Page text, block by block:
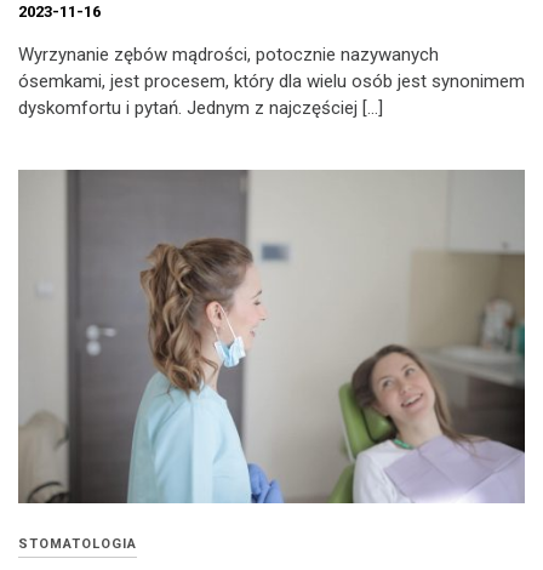
2023-11-16
Wyrzynanie zębów mądrości, potocznie nazywanych
ósemkami, jest procesem, który dla wielu osób jest synonimem
dyskomfortu i pytań. Jednym z najczęściej […]
STOMATOLOGIA